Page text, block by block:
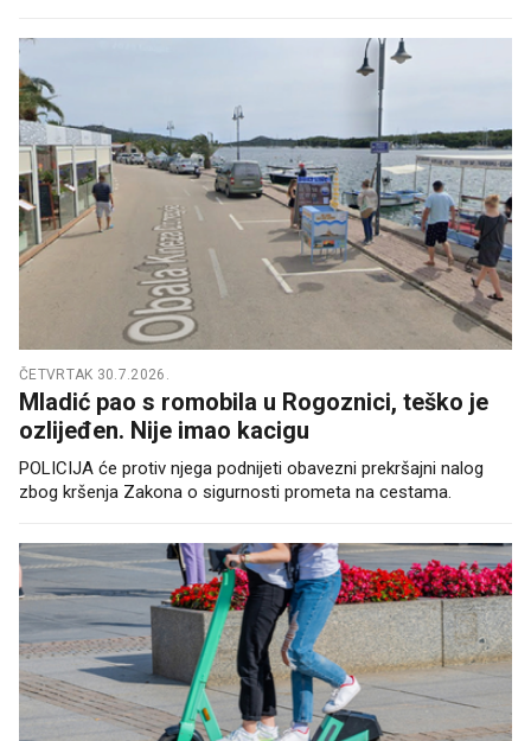
ČETVRTAK 30.7.2026.
Mladić pao s romobila u Rogoznici, teško je
ozlijeđen. Nije imao kacigu
POLICIJA će protiv njega podnijeti obavezni prekršajni nalog
zbog kršenja Zakona o sigurnosti prometa na cestama.